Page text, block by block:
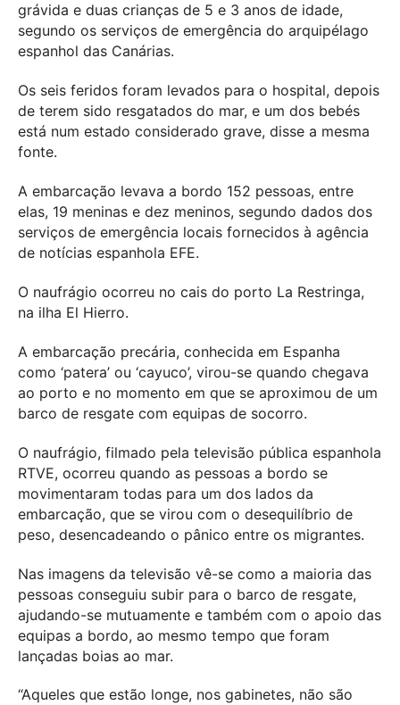
grávida e duas crianças de 5 e 3 anos de idade,
segundo os serviços de emergência do arquipélago
espanhol das Canárias.
Os seis feridos foram levados para o hospital, depois
de terem sido resgatados do mar, e um dos bebés
está num estado considerado grave, disse a mesma
fonte.
A embarcação levava a bordo 152 pessoas, entre
elas, 19 meninas e dez meninos, segundo dados dos
serviços de emergência locais fornecidos à agência
de notícias espanhola EFE.
O naufrágio ocorreu no cais do porto La Restringa,
na ilha El Hierro.
A embarcação precária, conhecida em Espanha
como ‘patera’ ou ‘cayuco’, virou-se quando chegava
ao porto e no momento em que se aproximou de um
barco de resgate com equipas de socorro.
O naufrágio, filmado pela televisão pública espanhola
RTVE, ocorreu quando as pessoas a bordo se
movimentaram todas para um dos lados da
embarcação, que se virou com o desequilíbrio de
peso, desencadeando o pânico entre os migrantes.
Nas imagens da televisão vê-se como a maioria das
pessoas conseguiu subir para o barco de resgate,
ajudando-se mutuamente e também com o apoio das
equipas a bordo, ao mesmo tempo que foram
lançadas boias ao mar.
“Aqueles que estão longe, nos gabinetes, não são